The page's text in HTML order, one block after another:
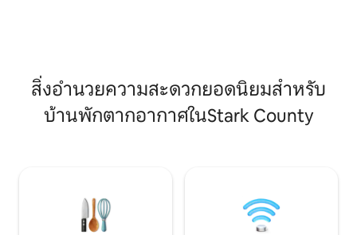
สิ่งอำนวยความสะดวกยอดนิยมสำหรับ
บ้านพักตากอากาศในStark County